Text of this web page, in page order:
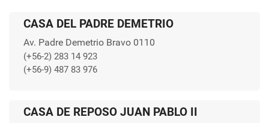
CASA DEL PADRE DEMETRIO
Av. Padre Demetrio Bravo 0110
(+56-2) 283 14 923
(+56-9) 487 83 976
CASA DE REPOSO JUAN PABLO II